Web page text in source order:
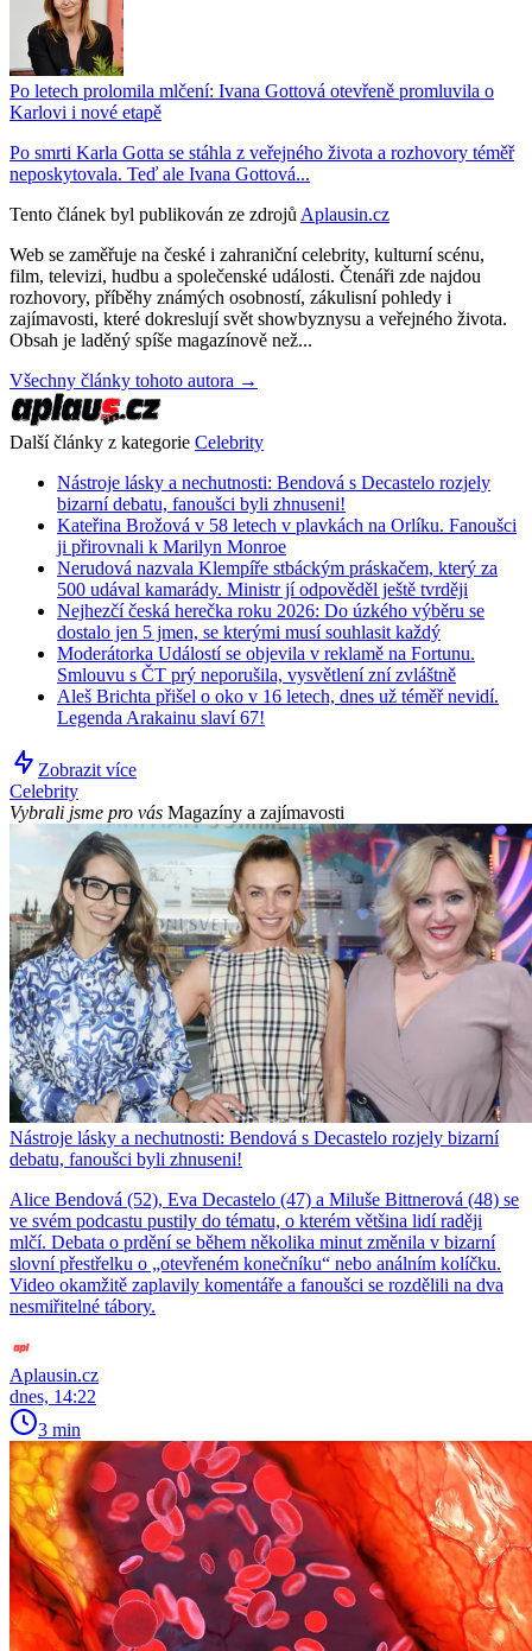
Po letech prolomila mlčení: Ivana Gottová otevřeně promluvila o
Karlovi i nové etapě
Po smrti Karla Gotta se stáhla z veřejného života a rozhovory téměř
neposkytovala. Teď ale Ivana Gottová...
Tento článek byl publikován ze zdrojů Aplausin.cz
Web se zaměřuje na české i zahraniční celebrity, kulturní scénu,
film, televizi, hudbu a společenské události. Čtenáři zde najdou
rozhovory, příběhy známých osobností, zákulisní pohledy i
zajímavosti, které dokreslují svět showbyznysu a veřejného života.
Obsah je laděný spíše magazínově než...
Všechny články tohoto autora →
Další články z kategorie Celebrity
Nástroje lásky a nechutnosti: Bendová s Decastelo rozjely
bizarní debatu, fanoušci byli zhnuseni!
Kateřina Brožová v 58 letech v plavkách na Orlíku. Fanoušci
ji přirovnali k Marilyn Monroe
Nerudová nazvala Klempíře stbáckým práskačem, který za
500 udával kamarády. Ministr jí odpověděl ještě tvrději
Nejhezčí česká herečka roku 2026: Do úzkého výběru se
dostalo jen 5 jmen, se kterými musí souhlasit každý
Moderátorka Událostí se objevila v reklamě na Fortunu.
Smlouvu s ČT prý neporušila, vysvětlení zní zvláštně
Aleš Brichta přišel o oko v 16 letech, dnes už téměř nevidí.
Legenda Arakainu slaví 67!
Zobrazit více
Celebrity
Vybrali jsme pro vás Magazíny a zajímavosti
Nástroje lásky a nechutnosti: Bendová s Decastelo rozjely bizarní
debatu, fanoušci byli zhnuseni!
Alice Bendová (52), Eva Decastelo (47) a Miluše Bittnerová (48) se
ve svém podcastu pustily do tématu, o kterém většina lidí raději
mlčí. Debata o prdění se během několika minut změnila v bizarní
slovní přestřelku o „otevřeném konečníku“ nebo análním kolíčku.
Video okamžitě zaplavily komentáře a fanoušci se rozdělili na dva
nesmiřitelné tábory.
Aplausin.cz
dnes, 14:22
3 min